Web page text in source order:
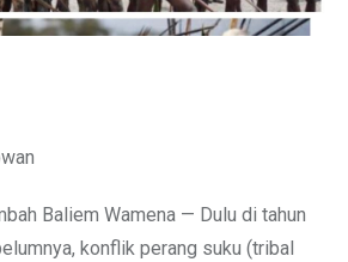
Baliem Wamena — Dulu di tahun
konflik perang suku (tribal